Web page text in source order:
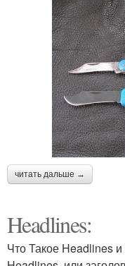
читать дальше →
Headlines:
Что Такое Headlines